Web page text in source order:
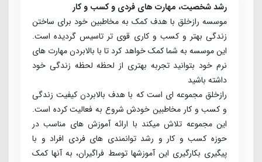
رشد شخصیت، مهارت های فردی و کسب و کار
موسسه رازخلق با هدف کمک به مخاطبین خود برای ساختن
زندگی بهتر و کسب و کاری قوی تر تاسیس گردیده است.
این موسسه به شما کمک خواهد کرد تا با بالابردن مهارت های
نرم خود بتوانید تجربه بهتری از لحظه لحظه زندگی خود
داشته باشید
راز­خلق مجموعه­ ای است که با هدف بالابردن کیفیت زندگی
و کسب ­و ­کار مخاطبین خودش شروع به فعالیت کرده است.
این مجموعه تلاش می­کند با ارائه آموزش­ های مناسب در
حوزه کسب­ و کار و رشد توانمندی ­های فردی افراد و با
پیگیری بکارگیری این آموزش­ها توسط فراگیران، به آنها کمک